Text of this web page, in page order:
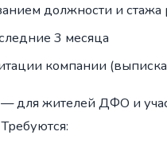
должности и стажа
3 месяца
компании
— для жителей ДФО и